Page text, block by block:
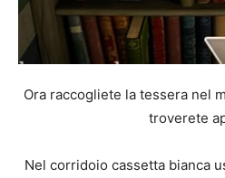
Ora raccogliete la tessera nel
troverete
Nel corridoio cassetta bianca